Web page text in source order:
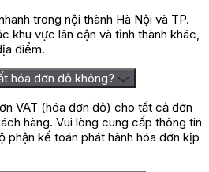
ăn với Méo-
Musigny Les
Musigny Les Charmes phù
vị nhẹ nhàng, giúp làm nổi bật
rượu. Chẳng hạn như:
trong nội thành Hà Nội và TP.
khu vực lân cận và tỉnh thành khác,
điểm.
hóa đơn đỏ không?
VAT (hóa đơn đỏ) cho tất cả đơn
hàng. Vui lòng cung cấp thông tin
phận kế toán phát hành hóa đơn kịp